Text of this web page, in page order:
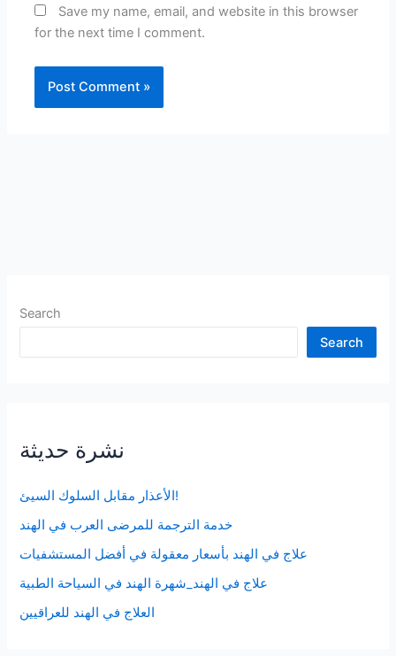
Save my name, email, and website in this browser
for the next time I comment.
Search
Search
نشرة حديثة
الأعذار مقابل السلوك السيئ!
خدمة الترجمة للمرضى العرب في الهند
علاج في الهند بأسعار معقولة في أفضل المستشفيات
علاج في الهند_شهرة الهند في السياحة الطبية
العلاج في الهند للعراقيين